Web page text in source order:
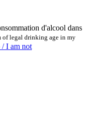
d'alcool dans
of legal drinking age in my
I am not